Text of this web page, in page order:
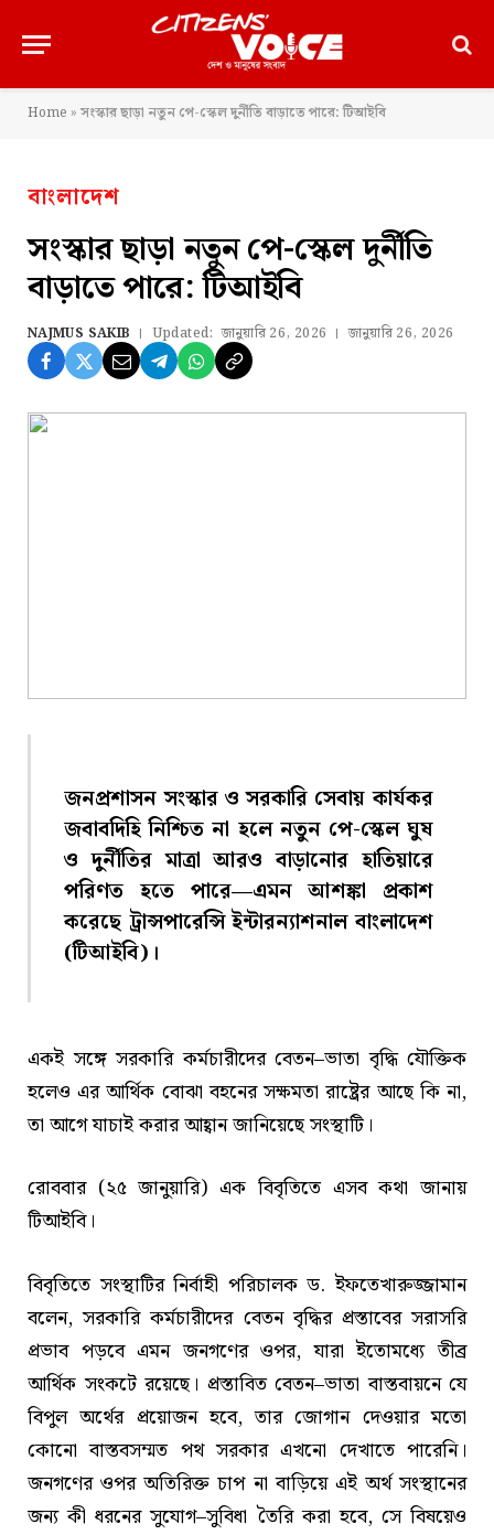
Home » সংস্কার ছাড়া নতুন পে-স্কেল দুর্নীতি বাড়াতে পারে: টিআইবি
বাংলাদেশ
সংস্কার ছাড়া নতুন পে-স্কেল দুর্নীতি
বাড়াতে পারে: টিআইবি
NAJMUS SAKIB Updated: জানুয়ারি 26, 2026 জানুয়ারি 26, 2026
জনপ্রশাসন সংস্কার ও সরকারি সেবায় কার্যকর
জবাবদিহি নিশ্চিত না হলে নতুন পে-স্কেল ঘুষ
ও দুর্নীতির মাত্রা আরও বাড়ানোর হাতিয়ারে
পরিণত হতে পারে—এমন আশঙ্কা প্রকাশ
করেছে ট্রান্সপারেন্সি ইন্টারন্যাশনাল বাংলাদেশ
(টিআইবি)।
একই সঙ্গে সরকারি কর্মচারীদের বেতন–ভাতা বৃদ্ধি যৌক্তিক
হলেও এর আর্থিক বোঝা বহনের সক্ষমতা রাষ্ট্রের আছে কি না,
তা আগে যাচাই করার আহ্বান জানিয়েছে সংস্থাটি।
রোববার (২৫ জানুয়ারি) এক বিবৃতিতে এসব কথা জানায়
টিআইবি।
বিবৃতিতে সংস্থাটির নির্বাহী পরিচালক ড. ইফতেখারুজ্জামান
বলেন, সরকারি কর্মচারীদের বেতন বৃদ্ধির প্রস্তাবের সরাসরি
প্রভাব পড়বে এমন জনগণের ওপর, যারা ইতোমধ্যে তীব্র
আর্থিক সংকটে রয়েছে। প্রস্তাবিত বেতন–ভাতা বাস্তবায়নে যে
বিপুল অর্থের প্রয়োজন হবে, তার জোগান দেওয়ার মতো
কোনো বাস্তবসম্মত পথ সরকার এখনো দেখাতে পারেনি।
জনগণের ওপর অতিরিক্ত চাপ না বাড়িয়ে এই অর্থ সংস্থানের
জন্য কী ধরনের সুযোগ–সুবিধা তৈরি করা হবে, সে বিষয়েও